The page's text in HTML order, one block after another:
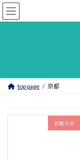
コ
ン
ナ
ビ
top page 京都
お知らせ